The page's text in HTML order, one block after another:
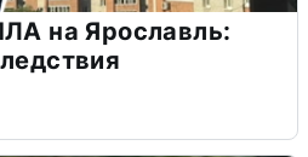
на Ярославль: